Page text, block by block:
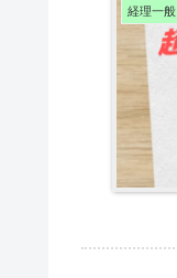
経理一般